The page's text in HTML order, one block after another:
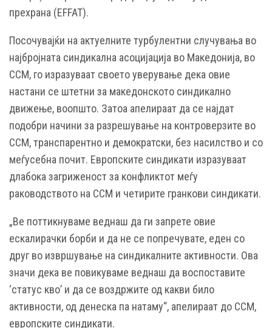
прехрана (EFFAT).
Посочувајќи на актуелните турбулентни случувања во
најбројната синдикална асоцијација во Македонија, во
ССМ, го изразуваат своето уверување дека овие
настани се штетни за македонското синдикално
движење, воопшто. Затоа апелираат да се најдат
подобри начини за разрешување на контроверзите во
ССМ, транспарентно и демократски, без насилство и со
меѓусебна почит. Европските синдикати изразуваат
длабока загриженост за конфликтот меѓу
раководството на ССМ и четирите гранкови синдикати.
„Ве поттикнуваме веднаш да ги запрете овие
ескалирачки борби и да не се попречувате, еден со
друг во извршување на синдикалните активности. Ова
значи дека ве повикуваме веднаш да воспоставите
‘статус кво’ и да се воздржите од какви било
активности, од денеска па натаму“, апелираат до ССМ,
европските синдикати.